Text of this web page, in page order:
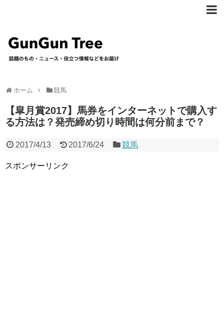
ホーム 競馬
【皐月賞2017】馬券をインターネットで購入す
る方法は？発売締め切り時間は何分前まで？
2017/4/13 2017/6/24 競馬
スポンサーリンク